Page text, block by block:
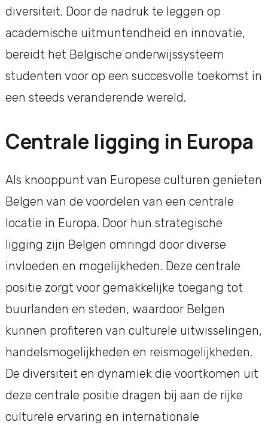
diversiteit. Door de nadruk te leggen op
academische uitmuntendheid en innovatie,
bereidt het Belgische onderwijssysteem
studenten voor op een succesvolle toekomst in
een steeds veranderende wereld.
Centrale ligging in Europa
Als knooppunt van Europese culturen genieten
Belgen van de voordelen van een centrale
locatie in Europa. Door hun strategische
ligging zijn Belgen omringd door diverse
invloeden en mogelijkheden. Deze centrale
positie zorgt voor gemakkelijke toegang tot
buurlanden en steden, waardoor Belgen
kunnen profiteren van culturele uitwisselingen,
handelsmogelijkheden en reismogelijkheden.
De diversiteit en dynamiek die voortkomen uit
deze centrale positie dragen bij aan de rijke
culturele ervaring en internationale